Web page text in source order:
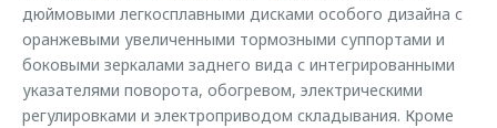
дюймовыми легкосплавными дисками особого дизайна с
оранжевыми увеличенными тормозными суппортами и
боковыми зеркалами заднего вида с интегрированными
указателями поворота, обогревом, электрическими
регулировками и электроприводом складывания. Кроме